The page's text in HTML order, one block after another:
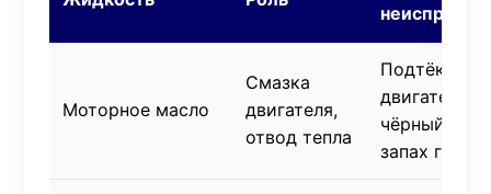
Моторное масло
Смазка
двигателя,
отвод тепла
Подтёки
двигателем,
чёрный
запах гари